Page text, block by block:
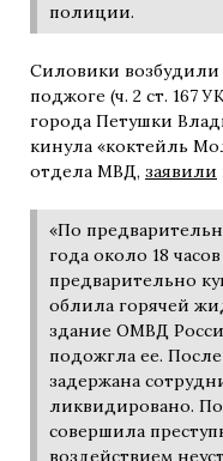
полиции.
Силовики возбудили
поджоге (ч. 2 ст.
города Петушки
кинула «коктейль
отдела МВД, заявили
«По
года около 18
предварительно
облила горячей
здание ОМВД
подожгла ее.
задержана
ликвидировано.
совершила
воздействием